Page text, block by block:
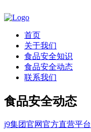
首页
关于我们
食品安全知识
食品安全动态
联系我们
食品安全动态
j9集团官网官方直营平台